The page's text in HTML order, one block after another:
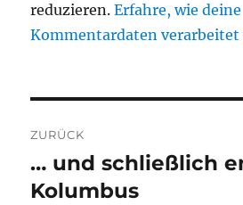
reduzieren.Erfahre, wie deine
Kommentardaten verarbeitet
ZURÜCK
Vorheriger
Beitrag:
… und schließlich
Kolumbus